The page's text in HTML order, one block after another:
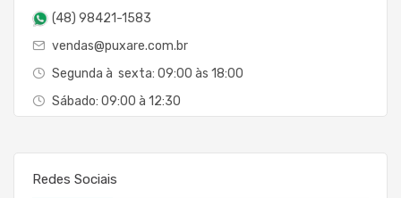
(48) 98421-1583
vendas@puxare.com.br
Segunda à sexta: 09:00 às 18:00
Sábado: 09:00 à 12:30
Redes Sociais